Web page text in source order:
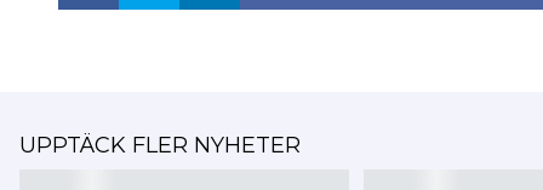
UPPTÄCK FLER NYHETER